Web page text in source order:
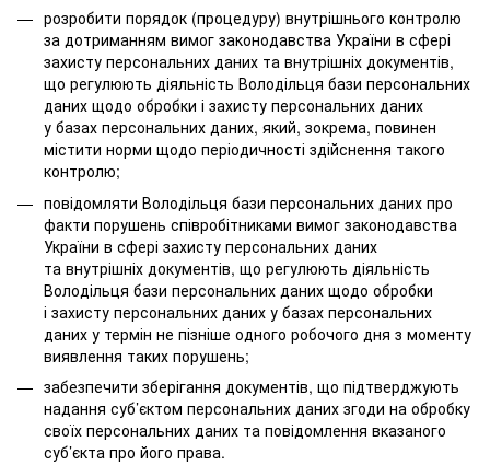
розробити порядок (процедуру) внутрішнього контролю
за дотриманням вимог законодавства України в сфері
захисту персональних даних та внутрішніх документів,
що регулюють діяльність Володільця бази персональних
даних щодо обробки і захисту персональних даних
у базах персональних даних, який, зокрема, повинен
містити норми щодо періодичності здійснення такого
контролю;
повідомляти Володільця бази персональних даних про
факти порушень співробітниками вимог законодавства
України в сфері захисту персональних даних
та внутрішніх документів, що регулюють діяльність
Володільця бази персональних даних щодо обробки
і захисту персональних даних у базах персональних
даних у термін не пізніше одного робочого дня з моменту
виявлення таких порушень;
забезпечити зберігання документів, що підтверджують
надання суб’єктом персональних даних згоди на обробку
своїх персональних даних та повідомлення вказаного
суб’єкта про його права.